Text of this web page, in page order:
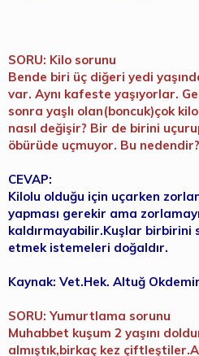
SORU: Kilo sorunu
Bende biri üç diğeri yedi
var. Aynı kafeste yaşıyorlar.
sonra yaşlı olan(boncuk)çok
nasıl değişir? Bir de birini
öbürüde uçmuyor. Bu nedendir?
CEVAP:
Kilolu olduğu için uçarken
yapması gerekir ama
kaldırmayabilir.Kuşlar birbirini
etmek istemeleri doğaldır.
Kaynak: Vet.Hek. Altuğ
SORU: Yumurtlama sorunu
Muhabbet kuşum 2 yaşını
almıştık,birkaç kez